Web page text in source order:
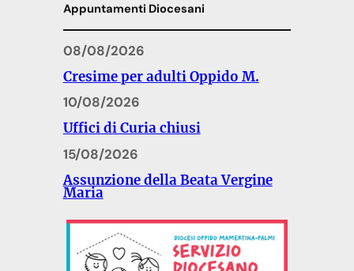
Appuntamenti Diocesani
08/08/2026
Cresime per adulti Oppido M.
10/08/2026
Uffici di Curia chiusi
15/08/2026
Assunzione della Beata Vergine
Maria